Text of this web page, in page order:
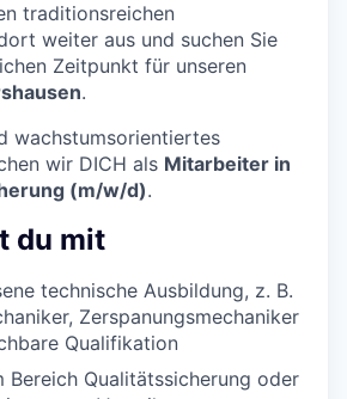
traditionsreichen
weiter aus und suchen Sie
Zeitpunkt für unseren
.
wachstumsorientiertes
wir DICH als Mitarbeiter in
(m/w/d).
du mit
technische Ausbildung, z. B.
Zerspanungsmechaniker
Qualifikation
Bereich Qualitätssicherung oder